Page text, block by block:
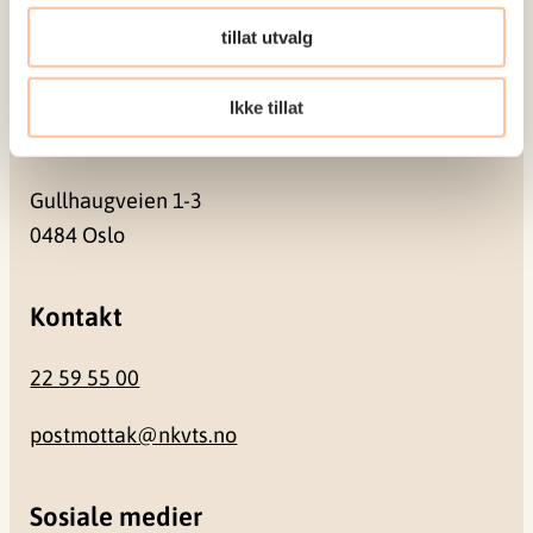
tillat utvalg
Ikke tillat
Besøksadresse
Gullhaugveien 1-3
0484 Oslo
Kontakt
22 59 55 00
postmottak@nkvts.no
Sosiale medier